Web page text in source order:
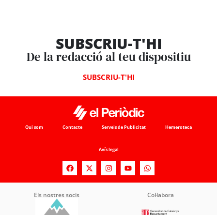
SUBSCRIU-T'HI
De la redacció al teu dispositiu
SUBSCRIU-T'HI
Qui som Contacte Serveis de Publicitat Hemeroteca
Avís legal
Els nostres socis Col·labora